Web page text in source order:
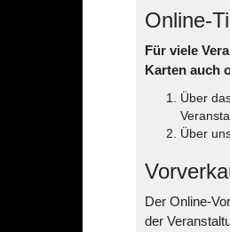
Online-
Für viele
Karten auch
Über
Über
Der Online-
der